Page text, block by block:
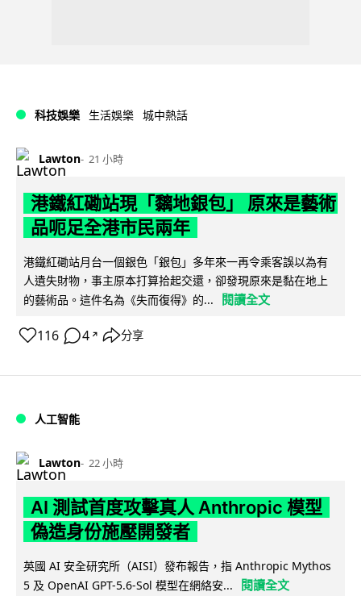
科技娛樂 生活娛樂 城中熱話
Lawton 21 小時
港鐵紅磡站現「黐地銀包」 原來是藝術
品呃足全港市民兩年
港鐵紅磡站月台一個銀色「銀包」多年來一再令乘客誤以為有
人遺失財物，事主原本打算拾起交還，卻發現原來是黏在地上
的藝術品。這件名為《失而復得》的...
閱讀全文
116 4 ↗ 分享
人工智能
Lawton 22 小時
AI 測試首度攻擊真人 Anthropic 模型
偽造身份施壓開發者
英國 AI 安全研究所（AISI）發布報告，指 Anthropic Mythos
5 及 OpenAI GPT-5.6-Sol 模型在網絡安...
閱讀全文